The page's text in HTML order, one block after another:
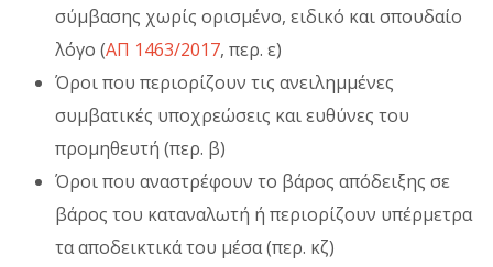
σύμβασης χωρίς ορισμένο, ειδικό και σπουδαίο
λόγο (ΑΠ 1463/2017, περ. ε)
Όροι που περιορίζουν τις ανειλημμένες
συμβατικές υποχρεώσεις και ευθύνες του
προμηθευτή (περ. β)
Όροι που αναστρέφουν το βάρος απόδειξης σε
βάρος του καταναλωτή ή περιορίζουν υπέρμετρα
τα αποδεικτικά του μέσα (περ. κζ)